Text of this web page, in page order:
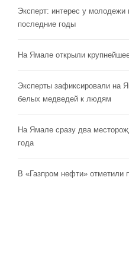
Эксперт: интерес у молодежи
последние годы
На Ямале открыли
Эксперты зафиксировали на
белых медведей к людям
На Ямале сразу два
года
В «Газпром нефти» отметили